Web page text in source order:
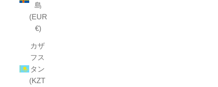
島
(EUR
€)
カザ
フス
タン
(KZT